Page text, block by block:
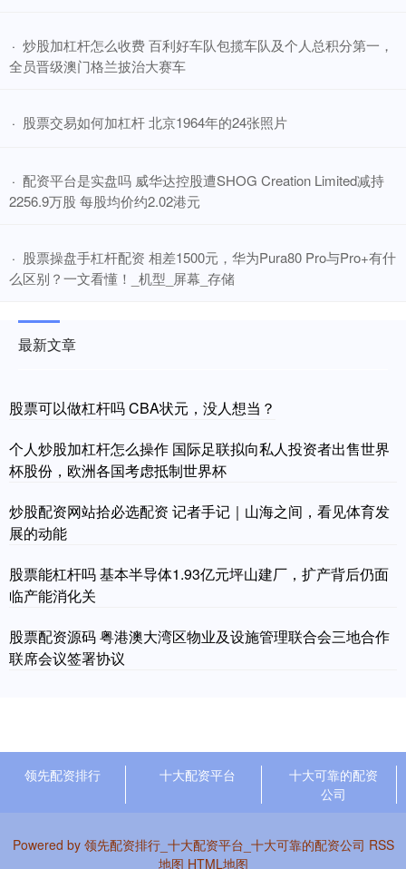
· ​炒股加杠杆怎么收费 百利好车队包揽车队及个人总积分第一，
全员晋级澳门格兰披治大赛车
· ​股票交易如何加杠杆 北京1964年的24张照片
· ​配资平台是实盘吗 威华达控股遭SHOG Creation Limited减持
2256.9万股 每股均价约2.02港元
· ​股票操盘手杠杆配资 相差1500元，华为Pura80 Pro与Pro+有什
么区别？一文看懂！_机型_屏幕_存储
最新文章
股票可以做杠杆吗 CBA状元，没人想当？
个人炒股加杠杆怎么操作 国际足联拟向私人投资者出售世界
杯股份，欧洲各国考虑抵制世界杯
炒股配资网站拾必选配资 记者手记｜山海之间，看见体育发
展的动能
股票能杠杆吗 基本半导体1.93亿元坪山建厂，扩产背后仍面
临产能消化关
股票配资源码 粤港澳大湾区物业及设施管理联合会三地合作
联席会议签署协议
领先配资排行 十大配资平台
十大可靠的配资
公司
Powered by 领先配资排行_十大配资平台_十大可靠的配资公司 RSS
地图 HTML地图